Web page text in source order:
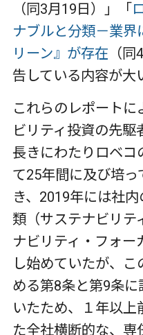
（同3月19日）」「
ナブルと分類－業
リーン』が存在 （
告している内容が大
これらのレポートに
ビリティ投資の先
長きにわたりロベコ
て25年間に及び培
き、2019年には社
類（サステナビリテ
ナビリティ・フォー
し始めていたが、
める第8条と第9条
いたため、１年以上
た全社横断的な、専